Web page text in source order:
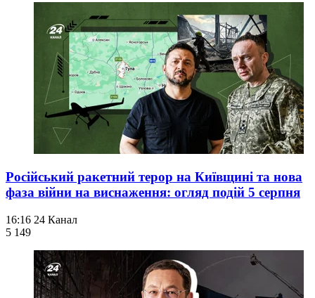
Російський ракетний терор на Київщині та нова
фаза війни на виснаження: огляд подій 5 серпня
16:16 24 Канал
5 149